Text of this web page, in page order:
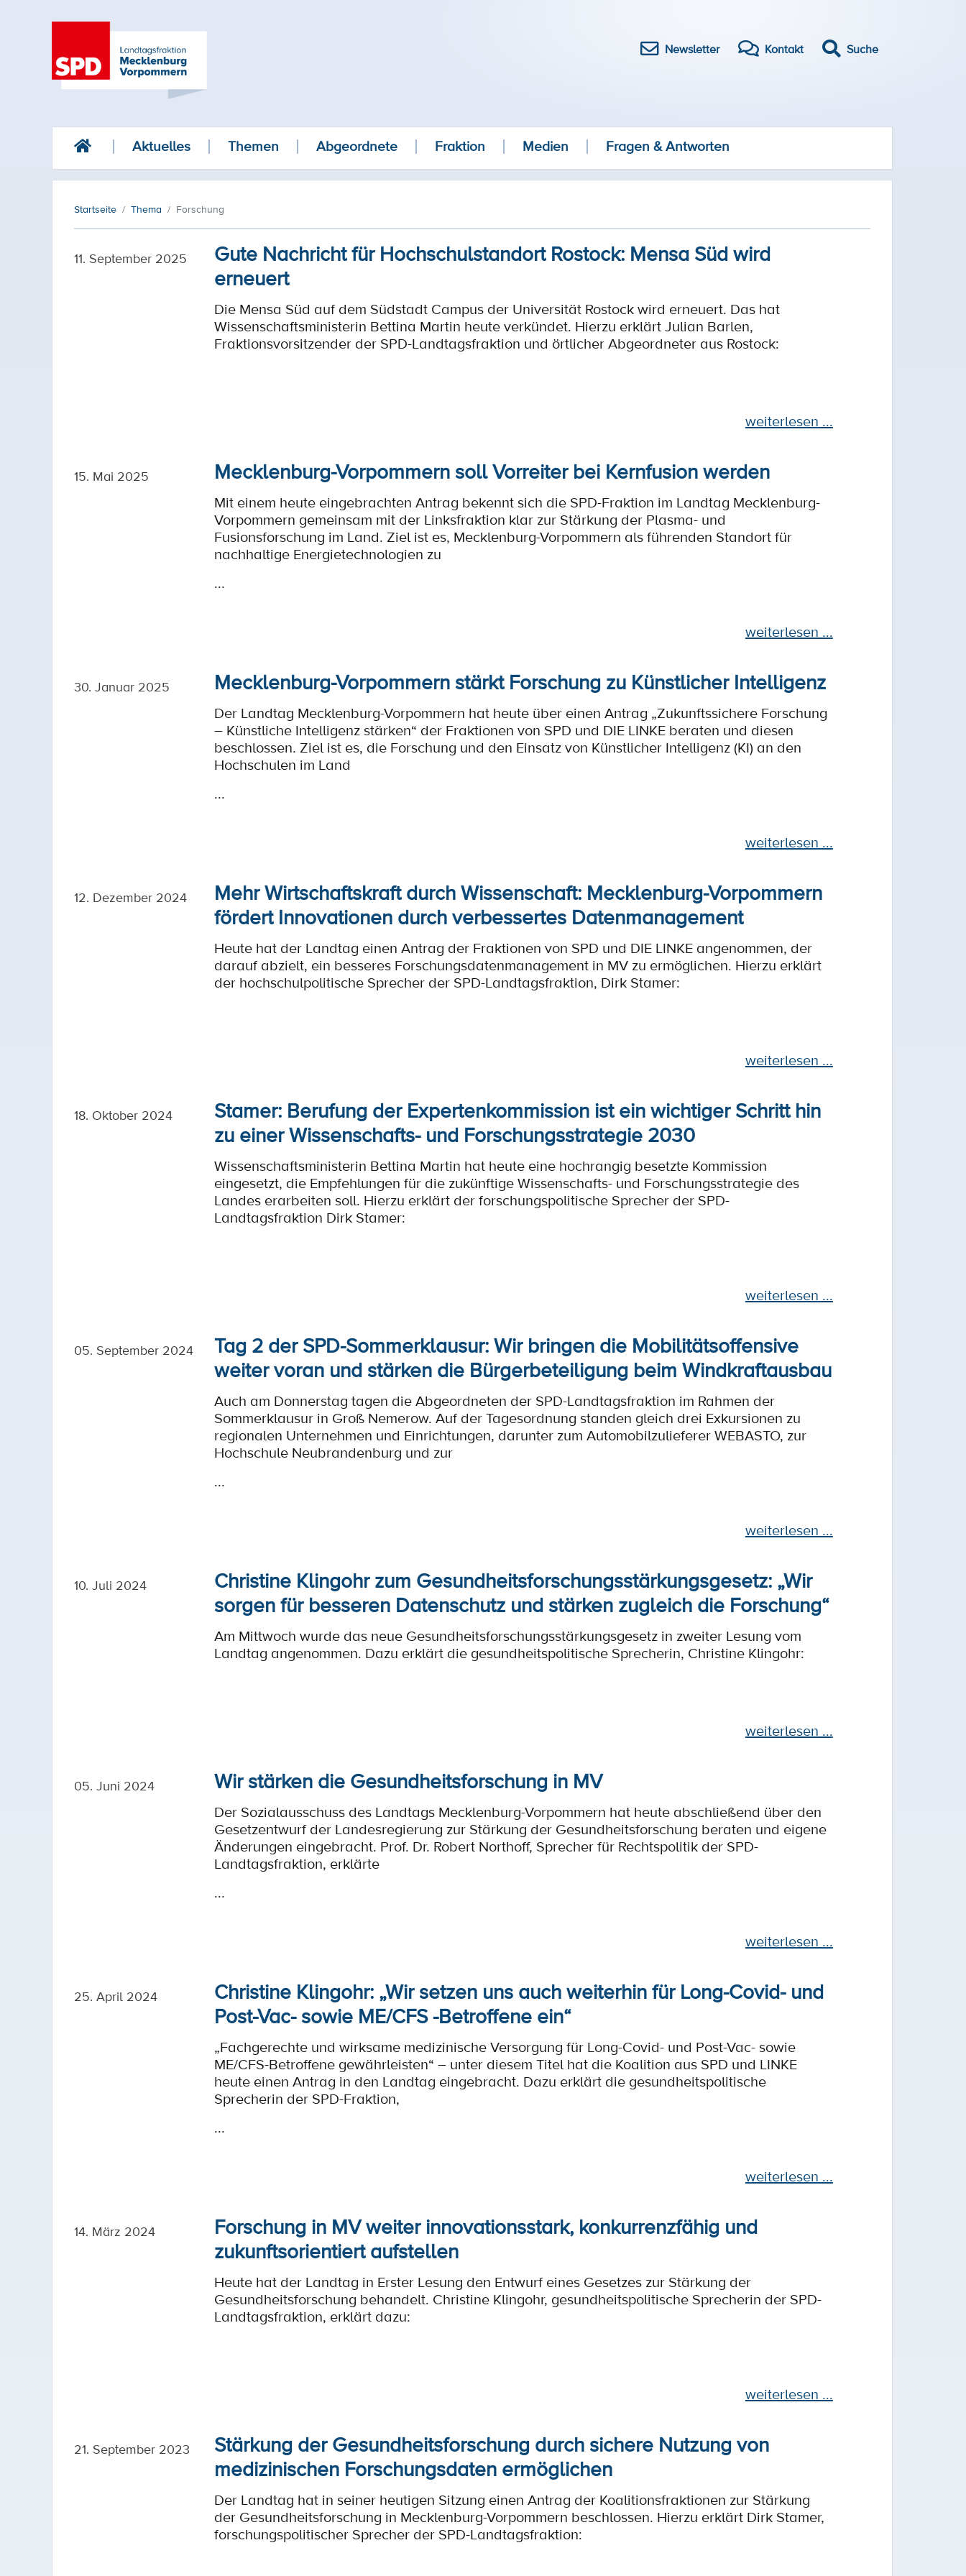
Newsletter Kontakt Suche
Aktuelles Themen Abgeordnete Fraktion Medien Fragen & Antworten
Startseite Thema Forschung
11. September 2025
Gute Nachricht für Hochschulstandort Rostock: Mensa Süd wird
erneuert
Die Mensa Süd auf dem Südstadt Campus der Universität Rostock wird erneuert. Das hat
Wissenschaftsministerin Bettina Martin heute verkündet. Hierzu erklärt Julian Barlen,
Fraktionsvorsitzender der SPD-Landtagsfraktion und örtlicher Abgeordneter aus Rostock:
weiterlesen ...
15. Mai 2025 Mecklenburg-Vorpommern soll Vorreiter bei Kernfusion werden
Mit einem heute eingebrachten Antrag bekennt sich die SPD-Fraktion im Landtag Mecklenburg-
Vorpommern gemeinsam mit der Linksfraktion klar zur Stärkung der Plasma- und
Fusionsforschung im Land. Ziel ist es, Mecklenburg-Vorpommern als führenden Standort für
nachhaltige Energietechnologien zu
...
weiterlesen ...
30. Januar 2025 Mecklenburg-Vorpommern stärkt Forschung zu Künstlicher Intelligenz
Der Landtag Mecklenburg-Vorpommern hat heute über einen Antrag „Zukunftssichere Forschung
– Künstliche Intelligenz stärken“ der Fraktionen von SPD und DIE LINKE beraten und diesen
beschlossen. Ziel ist es, die Forschung und den Einsatz von Künstlicher Intelligenz (KI) an den
Hochschulen im Land
...
weiterlesen ...
12. Dezember 2024
Mehr Wirtschaftskraft durch Wissenschaft: Mecklenburg-Vorpommern
fördert Innovationen durch verbessertes Datenmanagement
Heute hat der Landtag einen Antrag der Fraktionen von SPD und DIE LINKE angenommen, der
darauf abzielt, ein besseres Forschungsdatenmanagement in MV zu ermöglichen. Hierzu erklärt
der hochschulpolitische Sprecher der SPD-Landtagsfraktion, Dirk Stamer:
weiterlesen ...
18. Oktober 2024
Stamer: Berufung der Expertenkommission ist ein wichtiger Schritt hin
zu einer Wissenschafts- und Forschungsstrategie 2030
Wissenschaftsministerin Bettina Martin hat heute eine hochrangig besetzte Kommission
eingesetzt, die Empfehlungen für die zukünftige Wissenschafts- und Forschungsstrategie des
Landes erarbeiten soll. Hierzu erklärt der forschungspolitische Sprecher der SPD-
Landtagsfraktion Dirk Stamer:
weiterlesen ...
05. September 2024
Tag 2 der SPD-Sommerklausur: Wir bringen die Mobilitätsoffensive
weiter voran und stärken die Bürgerbeteiligung beim Windkraftausbau
Auch am Donnerstag tagen die Abgeordneten der SPD-Landtagsfraktion im Rahmen der
Sommerklausur in Groß Nemerow. Auf der Tagesordnung standen gleich drei Exkursionen zu
regionalen Unternehmen und Einrichtungen, darunter zum Automobilzulieferer WEBASTO, zur
Hochschule Neubrandenburg und zur
...
weiterlesen ...
10. Juli 2024
Christine Klingohr zum Gesundheitsforschungsstärkungsgesetz: „Wir
sorgen für besseren Datenschutz und stärken zugleich die Forschung“
Am Mittwoch wurde das neue Gesundheitsforschungsstärkungsgesetz in zweiter Lesung vom
Landtag angenommen. Dazu erklärt die gesundheitspolitische Sprecherin, Christine Klingohr:
weiterlesen ...
05. Juni 2024 Wir stärken die Gesundheitsforschung in MV
Der Sozialausschuss des Landtags Mecklenburg-Vorpommern hat heute abschließend über den
Gesetzentwurf der Landesregierung zur Stärkung der Gesundheitsforschung beraten und eigene
Änderungen eingebracht. Prof. Dr. Robert Northoff, Sprecher für Rechtspolitik der SPD-
Landtagsfraktion, erklärte
...
weiterlesen ...
25. April 2024
Christine Klingohr: „Wir setzen uns auch weiterhin für Long-Covid- und
Post-Vac- sowie ME/CFS -Betroffene ein“
„Fachgerechte und wirksame medizinische Versorgung für Long-Covid- und Post-Vac- sowie
ME/CFS-Betroffene gewährleisten“ – unter diesem Titel hat die Koalition aus SPD und LINKE
heute einen Antrag in den Landtag eingebracht. Dazu erklärt die gesundheitspolitische
Sprecherin der SPD-Fraktion,
...
weiterlesen ...
14. März 2024
Forschung in MV weiter innovationsstark, konkurrenzfähig und
zukunftsorientiert aufstellen
Heute hat der Landtag in Erster Lesung den Entwurf eines Gesetzes zur Stärkung der
Gesundheitsforschung behandelt. Christine Klingohr, gesundheitspolitische Sprecherin der SPD-
Landtagsfraktion, erklärt dazu:
weiterlesen ...
21. September 2023
Stärkung der Gesundheitsforschung durch sichere Nutzung von
medizinischen Forschungsdaten ermöglichen
Der Landtag hat in seiner heutigen Sitzung einen Antrag der Koalitionsfraktionen zur Stärkung
der Gesundheitsforschung in Mecklenburg-Vorpommern beschlossen. Hierzu erklärt Dirk Stamer,
forschungspolitischer Sprecher der SPD-Landtagsfraktion: